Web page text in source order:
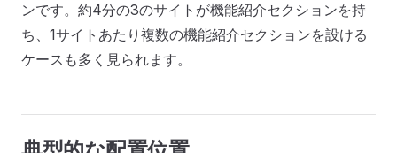
ンです。約4分の3のサイトが機能紹介セクションを持
ち、1サイトあたり複数の機能紹介セクションを設ける
ケースも多く見られます。